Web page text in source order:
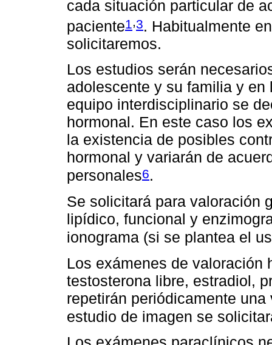
cada situación particular de
paciente1,3. Habitualmente
solicitaremos.
Los estudios serán
adolescente y su familia y
equipo interdisciplinario se
hormonal. En este caso los
la existencia de posibles
hormonal y variarán de
personales6.
Se solicitará para valoración
lipídico, funcional y
ionograma (si se plantea el
Los exámenes de valoración
testosterona libre, estradiol,
repetirán periódicamente
estudio de imagen se